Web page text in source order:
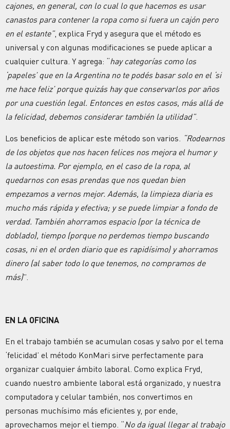
cajones, en general, con lo cual lo que hacemos es usar
canastos para contener la ropa como si fuera un cajón pero
en el estante”, explica Fryd y asegura que el método es
universal y con algunas modificaciones se puede aplicar a
cualquier cultura. Y agrega: “hay categorías como los
‘papeles’ que en la Argentina no te podés basar solo en el ‘si
me hace feliz’ porque quizás hay que conservarlos por años
por una cuestión legal. Entonces en estos casos, más allá de
la felicidad, debemos considerar también la utilidad”.
Los beneficios de aplicar este método son varios.
“Rodearnos
de los objetos que nos hacen felices nos mejora el humor y
la autoestima. Por ejemplo, en el caso de la ropa, al
quedarnos con esas prendas que nos quedan bien
empezamos a vernos mejor. Además, la limpieza diaria es
mucho más rápida y efectiva; y se puede limpiar a fondo de
verdad. También ahorramos espacio (por la técnica de
doblado), tiempo (porque no perdemos tiempo buscando
cosas, ni en el orden diario que es rapidísimo) y ahorramos
dinero (al saber todo lo que tenemos, no compramos de
más)”.
EN LA OFICINA
En el trabajo también se acumulan cosas y salvo por el tema
‘felicidad’ el método KonMari sirve perfectamente para
organizar cualquier ámbito laboral. Como explica Fryd,
cuando nuestro ambiente laboral está organizado, y nuestra
computadora y celular también, nos convertimos en
personas muchísimo más eficientes y, por ende,
aprovechamos mejor el tiempo. “No da igual llegar al trabajo